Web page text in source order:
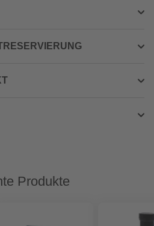
Produkte